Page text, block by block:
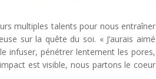
multiples talents pour nous entraîner
sur la quête du soi. « J’aurais aimé
infuser, pénétrer lentement les pores,
est visible, nous partons le coeur